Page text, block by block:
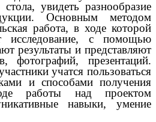
увидеть разнообразие
Основным методом
работа, в ходе которой
исследование, с помощью
результаты и представляют
фотографий, презентаций.
учатся пользоваться
и способами получения
работы над проектом
навыки, умение